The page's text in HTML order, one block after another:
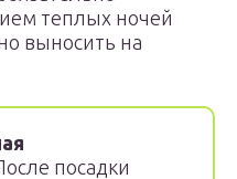
теплых ночей
выносить на
посадки